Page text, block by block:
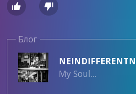
 
Блог
My Soul...